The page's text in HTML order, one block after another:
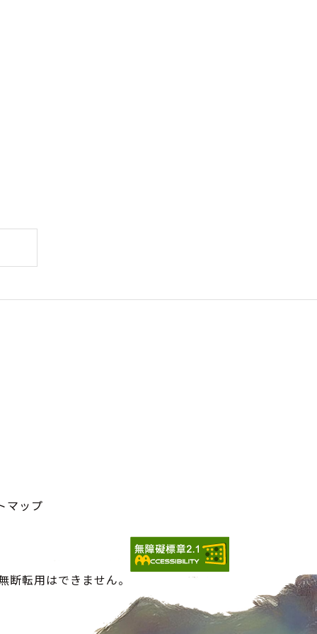
マップ
転用はできません。